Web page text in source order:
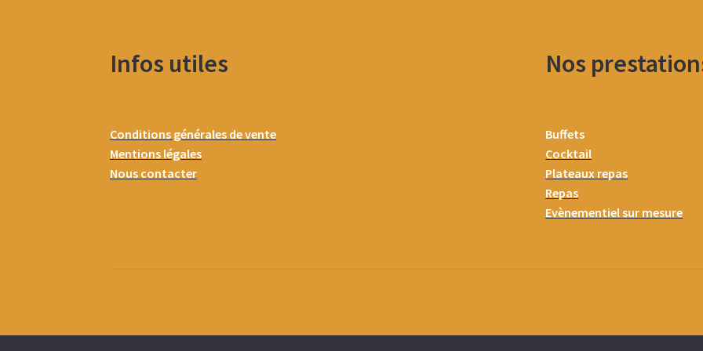
Infos utiles
Conditions générales de vente
Mentions légales
Nous contacter
Nos
Buffets
Cocktail
Plateaux repas
Repas
Evènementiel sur mesure